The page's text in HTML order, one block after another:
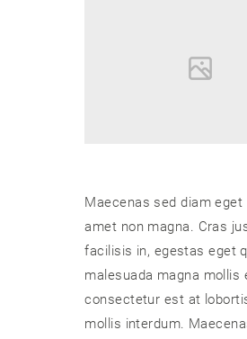
Maecenas sed diam
amet non magna. Cras
facilisis in, egestas eget
malesuada magna mollis
consectetur est at
mollis interdum.